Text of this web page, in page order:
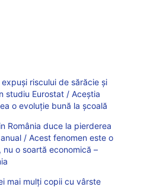
riscului de sărăcie și
studiu Eurostat / Aceștia
o evoluţie bună la şcoală
România duce la pierderea
/ Acest fenomen este o
o soartă economică –
mai mulți copii cu vârste